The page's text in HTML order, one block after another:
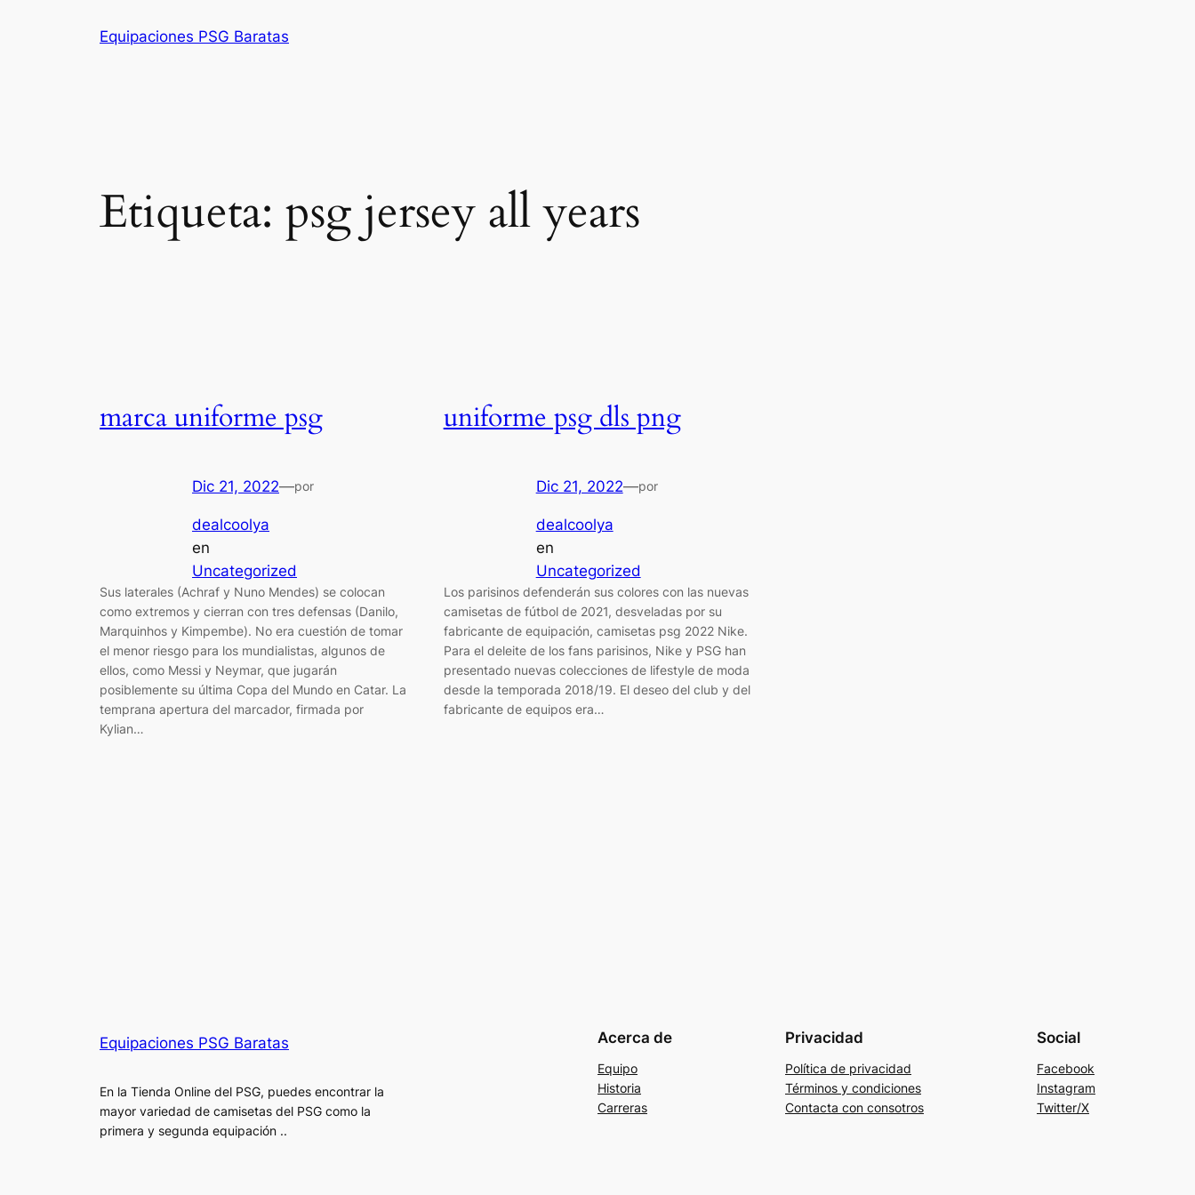
Equipaciones PSG Baratas
Etiqueta: psg jersey all years
marca uniforme psg
Dic 21, 2022—por
dealcoolya
en
Uncategorized
Sus laterales (Achraf y Nuno Mendes) se colocan
como extremos y cierran con tres defensas (Danilo,
Marquinhos y Kimpembe). No era cuestión de tomar
el menor riesgo para los mundialistas, algunos de
ellos, como Messi y Neymar, que jugarán
posiblemente su última Copa del Mundo en Catar. La
temprana apertura del marcador, firmada por
Kylian…
uniforme psg dls png
Dic 21, 2022—por
dealcoolya
en
Uncategorized
Los parisinos defenderán sus colores con las nuevas
camisetas de fútbol de 2021, desveladas por su
fabricante de equipación, camisetas psg 2022 Nike.
Para el deleite de los fans parisinos, Nike y PSG han
presentado nuevas colecciones de lifestyle de moda
desde la temporada 2018/19. El deseo del club y del
fabricante de equipos era…
Equipaciones PSG Baratas
En la Tienda Online del PSG, puedes encontrar la
mayor variedad de camisetas del PSG como la
primera y segunda equipación ..
Acerca de
Equipo
Historia
Carreras
Privacidad
Política de privacidad
Términos y condiciones
Contacta con consotros
Social
Facebook
Instagram
Twitter/X